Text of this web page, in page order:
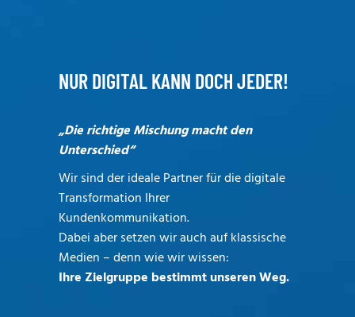
NUR DIGITAL KANN DOCH JEDER!
„Die richtige Mischung macht den
Unterschied“
Wir sind der ideale Partner für die digitale
Transformation Ihrer
Kundenkommunikation.
Dabei aber setzen wir auch auf klassische
Medien – denn wie wir wissen:
Ihre Zielgruppe bestimmt unseren Weg.